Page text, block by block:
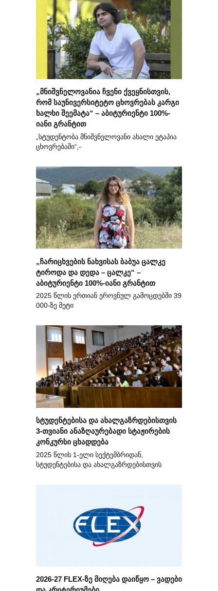
„მნიშვნელოვანია ჩვენი ქვეყნისთვის,
რომ საუნივერსიტეტო ცხოვრებას კარგი
ხალხი შეემატა“ – აბიტურიენტი 100%-
იანი გრანტით
„სტუდენტობა მნიშვნელოვანი ახალი ეტაპია
ცხოვრებაში“,-
„ჩარიცხვების ნახვისას ბაბუა ცალკე
ტიროდა და დედა – ცალკე“ –
აბიტურიენტი 100%-იანი გრანტით
2025 წლის ერთიან ეროვნულ გამოცდებში 39
000-ზე მეტი
სტუდენტებისა და ახალგაზრდებისთვის
3-თვიანი ანაზღაურებადი სტაჟირების
კონკურსი ცხადდება
2025 წლის 1-ელი სექტემბრიდან,
სტუდენტებისა და ახალგაზრდებისთვის
2026-27 FLEX-ზე მიღება დაიწყო – ვადები